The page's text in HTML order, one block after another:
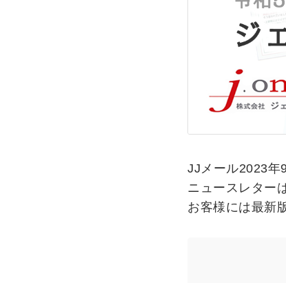
JJメール2023年
ニュースレター
お客様には最新